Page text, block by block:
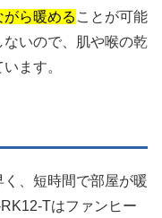
ら暖める ことが可能
いので、肌や喉の乾
ます。
、短時間で部屋が暖
Tはファンヒー